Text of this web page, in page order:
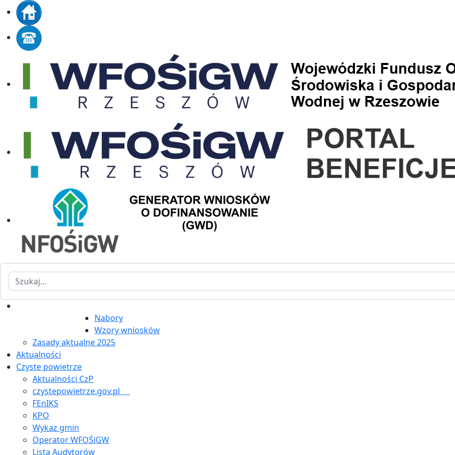
Szukaj
Nabory
Wzory wniosków
Zasady aktualne 2025
Aktualności
Czyste powietrze
Aktualności CzP
czystepowietrze.gov.pl
FEnIKS
KPO
Wykaz gmin
Operator WFOŚiGW
Lista Audytorów